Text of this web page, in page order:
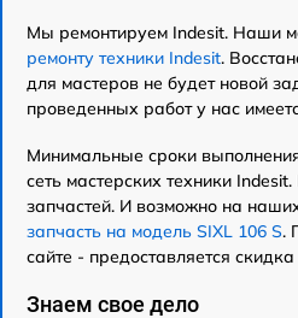
Мы ремонтируем Indesit. Наши
ремонту техники Indesit.
для мастеров не будет новой
проведенных работ у нас
Минимальные сроки
сеть мастерских техники
запчастей. И возможно на
запчасть на модель SIXL 106 S.
сайте - предоставляется
Знаем свое дело